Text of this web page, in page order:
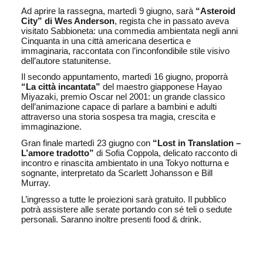
Ad aprire la rassegna, martedì 9 giugno, sarà “Asteroid
City” di Wes Anderson, regista che in passato aveva
visitato Sabbioneta: una commedia ambientata negli anni
Cinquanta in una città americana desertica e
immaginaria, raccontata con l’inconfondibile stile visivo
dell’autore statunitense.
Il secondo appuntamento, martedì 16 giugno, proporrà
“La città incantata” del maestro giapponese Hayao
Miyazaki, premio Oscar nel 2001: un grande classico
dell’animazione capace di parlare a bambini e adulti
attraverso una storia sospesa tra magia, crescita e
immaginazione.
Gran finale martedì 23 giugno con “Lost in Translation –
L’amore tradotto” di Sofia Coppola, delicato racconto di
incontro e rinascita ambientato in una Tokyo notturna e
sognante, interpretato da Scarlett Johansson e Bill
Murray.
L’ingresso a tutte le proiezioni sarà gratuito. Il pubblico
potrà assistere alle serate portando con sé teli o sedute
personali. Saranno inoltre presenti food & drink.